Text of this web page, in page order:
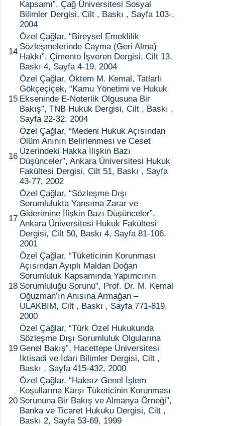
Kapsamı”, Çağ Üniversitesi Sosyal
Bilimler Dergisi, Cilt , Baskı , Sayfa 103-,
2004
14
Özel Çağlar, “Bireysel Emeklilik
Sözleşmelerinde Cayma (Geri Alma)
Hakkı”, Çimento İşveren Dergisi, Cilt 13,
Baskı 4, Sayfa 4-19, 2004
15
Özel Çağlar, Öktem M. Kemal, Tatlarlı
Gökçeçiçek, “Kamu Yönetimi ve Hukuk
Ekseninde E-Noterlik Olgusuna Bir
Bakış”, TNB Hukuk Dergisi, Cilt , Baskı ,
Sayfa 22-32, 2004
16
Özel Çağlar, “Medeni Hukuk Açısından
Ölüm Anının Belirlenmesi ve Ceset
Üzerindeki Hakka İlişkin Bazı
Düşünceler”, Ankara Üniversitesi Hukuk
Fakültesi Dergisi, Cilt 51, Baskı , Sayfa
43-77, 2002
17
Özel Çağlar, “Sözleşme Dışı
Sorumlulukta Yansıma Zarar ve
Giderimine İlişkin Bazı Düşünceler”,
Ankara Üniversitesi Hukuk Fakültesi
Dergisi, Cilt 50, Baskı 4, Sayfa 81-106,
2001
18
Özel Çağlar, “Tüketicinin Korunması
Açısından Ayıplı Maldan Doğan
Sorumluluk Kapsamında Yapımcının
Sorumluluğu Sorunu”, Prof. Dr. M. Kemal
Oğuzman’ın Anısına Armağan –
ULAKBIM, Cilt , Baskı , Sayfa 771-819,
2000
19
Özel Çağlar, “Türk Özel Hukukunda
Sözleşme Dışı Sorumluluk Olgularına
Genel Bakış”, Hacettepe Üniversitesi
İktisadi ve İdari Bilimler Dergisi, Cilt ,
Baskı , Sayfa 415-432, 2000
20
Özel Çağlar, “Haksız Genel İşlem
Koşullarına Karşı Tüketicinin Korunması
Sorununa Bir Bakış ve Almanya Örneği”,
Banka ve Ticaret Hukuku Dergisi, Cilt ,
Baskı 2, Sayfa 53-69, 1999